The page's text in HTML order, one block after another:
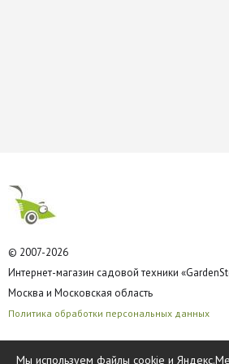
© 2007-2026
Интернет-магазин садовой техники
Москва и Московская область
Политика обработки персональных данных
Мы используем файлы cookie и